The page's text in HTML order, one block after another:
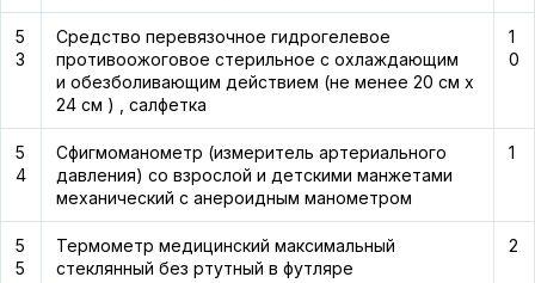
5
3
Средство перевязочное гидрогелевое
противоожоговое стерильное с охлаждающим
и обезболивающим действием (не менее 20 см х
24 см ) , салфетка
1
0
5
4
Сфигмоманометр (измеритель артериального
давления) со взрослой и детскими манжетами
механический с анероидным манометром
1
5
5
Термометр медицинский максимальный
стеклянный без ртутный в футляре
2